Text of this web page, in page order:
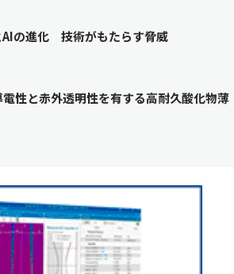
AIの進化 技術がもたらす脅威
性と赤外透明性を有する高耐久酸化物薄